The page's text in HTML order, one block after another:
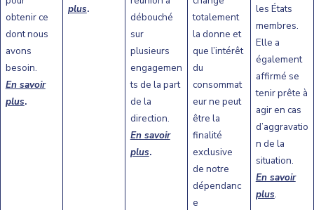
obtenir ce
dont nous
avons
besoin.
En savoir
plus.
plus.
débouché
sur
plusieurs
engagemen
ts de la part
de la
direction.
En savoir
plus.
totalement
la donne et
que l’intérêt
du
consommat
eur ne peut
être la
finalité
exclusive
de notre
dépendanc
e
les États
membres.
Elle a
également
affirmé se
tenir prête à
agir en cas
d’aggravatio
n de la
situation.
En savoir
plus.